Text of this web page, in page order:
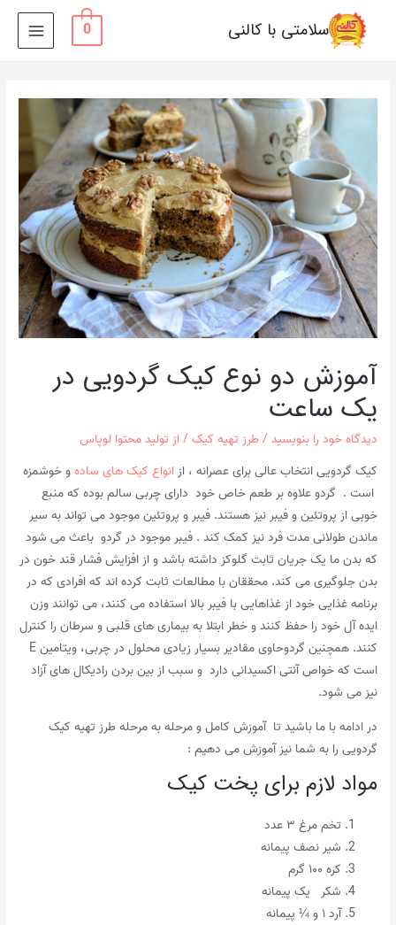
سلامتی با کالنی 0
MAIN
آموزش دو نوع کیک گردویی در
یک ساعت
دیدگاه‌ خود را بنویسید/ طرز تهیه کیک/ از تولید محتوا لوپاس
کیک گردویی انتخاب عالی برای عصرانه ، از انواع کیک های سادهو خوشمزه
است . گردو علاوه بر طعم خاص خود دارای چربی سالم بوده که منبع
خوبی از پروتئین و فیبر نیز هستند. فیبر و پروتئین موجود می تواند به سیر
ماندن طولانی مدت فرد نیز کمک کند . فیبر موجود در گردو باعث می شود
که بدن ما یک جریان ثابت گلوکز داشته باشد و از افزایش فشار قند خون در
بدن جلوگیری می کند. محققان با مطالعات ثابت کرده اند که افرادی که در
برنامه غذایی خود از غذاهایی با فیبر بالا استفاده می کنند، می توانند وزن
ایده آل خود را حفظ کنند و خطر ابتلا به بیماری های قلبی و سرطان را کنترل
کنند. همچنین گردوحاوی مقادیر بسیار زیادی محلول در چربی، ویتامین E
است که خواص آنتی اکسیدانی دارد و سبب از بین بردن رادیکال های آزاد
نیز می شود.
در ادامه با ما باشید تا آموزش کامل و مرحله به مرحله طرز تهیه کیک
گردویی را به شما نیز آموزش می دهیم :
مواد لازم برای پخت کیک
تخم مرغ ۳ عدد
شیر نصف پیمانه
کره ۱۰۰ گرم
شکر یک پیمانه
آرد ۱ و ¼ پیمانه